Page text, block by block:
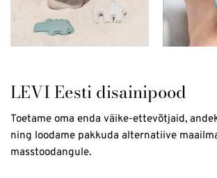
LEVI Eesti disainipood
Toetame oma enda väike-ettevõtjaid,
ning loodame pakkuda alternatiive
masstoodangule.